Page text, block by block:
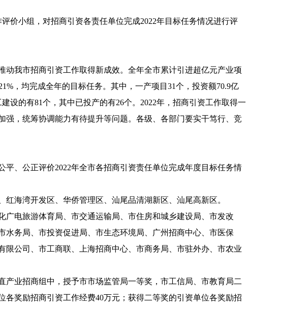
小组，对招商引资各责任单位完成2022年目标任务情况进行评
我市招商引资工作取得新成效。全年全市累计引进超亿元产业项
，均完成全年的目标任务。其中，一产项目31个，投资额70.9亿
设的有81个，其中已投产的有26个。2022年，招商引资工作取得一
，统筹协调能力有待提升等问题。各级、各部门要实干笃行、竞
、公正评价2022年全市各招商引资责任单位完成年度目标任务情
海湾开发区、华侨管理区、汕尾品清湖新区、汕尾高新区。
电旅游体育局、市交通运输局、市住房和城乡建设局、市发改
务局、市投资促进局、市生态环境局、广州招商中心、市医保
公司、市工商联、上海招商中心、市商务局、市驻外办、市农业
业招商组中，授予市市场监管局一等奖，市工信局、市教育局二
奖励招商引资工作经费40万元；获得二等奖的引资单位各奖励招